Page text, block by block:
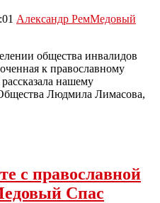
Александр РемМедовый
общества инвалидов
к православному
нашему
Людмила Лимасова,
с православной
Спас